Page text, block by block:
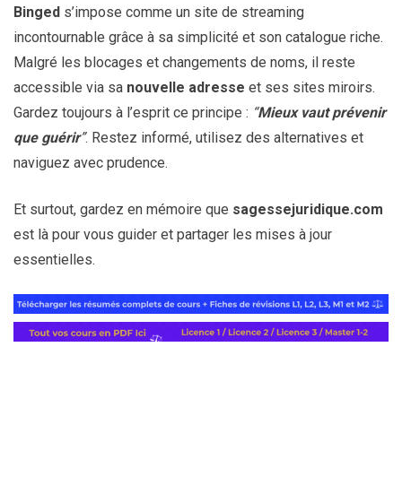
Binged s’impose comme un site de streaming
incontournable grâce à sa simplicité et son catalogue riche.
Malgré les blocages et changements de noms, il reste
accessible via sa nouvelle adresse et ses sites miroirs.
Gardez toujours à l’esprit ce principe : “Mieux vaut prévenir
que guérir”. Restez informé, utilisez des alternatives et
naviguez avec prudence.
Et surtout, gardez en mémoire que sagessejuridique.com
est là pour vous guider et partager les mises à jour
essentielles.